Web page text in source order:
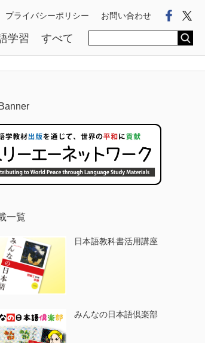
学習 すべて
プライバシーポリシー お問い合わせ
一覧
日本語教科書活用講座
みんなの日本語倶楽部